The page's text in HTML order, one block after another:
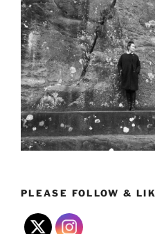
PLEASE FOLLOW &